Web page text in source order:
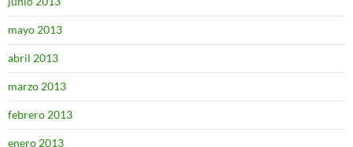
mayo 2013
abril 2013
marzo 2013
febrero 2013
enero 2013